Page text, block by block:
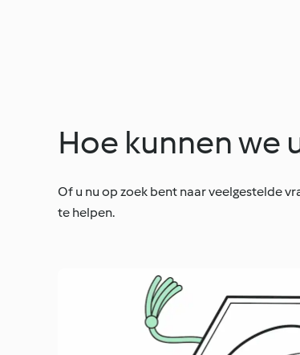
Hoe kunnen we
Of u nu op zoek bent naar veelgestelde
te helpen.